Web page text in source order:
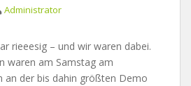
Administrator
rieeesig – und wir waren dabei.
waren am Samstag am
an der bis dahin größten Demo